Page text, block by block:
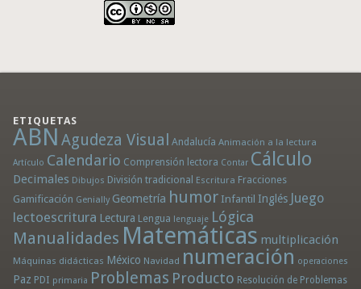
ETIQUETAS
ABN Agudeza Visual Andalucía Animación a la lectura
Artículo Calendario Comprensión lectora Contar Cálculo
Decimales Dibujos División tradicional Escritura Fracciones
Gamificación Genially Geometría humor Infantil Inglés Juego
lectoescritura Lectura Lengua lenguaje Lógica
Manualidades Matemáticas multiplicación
Máquinas didácticas México Navidad numeración operaciones
Paz PDI primaria Problemas Producto Resolución de Problemas